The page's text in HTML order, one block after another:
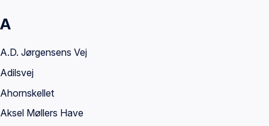
Vejnavne
A
A.D. Jørgensens Vej
Adilsvej
Ahornskellet
Aksel Møllers Have